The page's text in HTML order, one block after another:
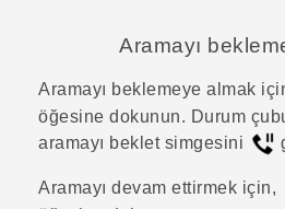
Aramayı
Aramayı beklemeye almak
öğesine dokunun. Durum
aramayı beklet simgesini
Aramayı devam ettirmek için,